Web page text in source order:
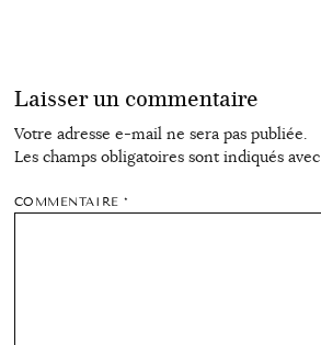
Laisser un commentaire
Votre adresse e-mail ne sera pas publiée.
Les champs obligatoires sont indiqués avec
COMMENTAIRE*